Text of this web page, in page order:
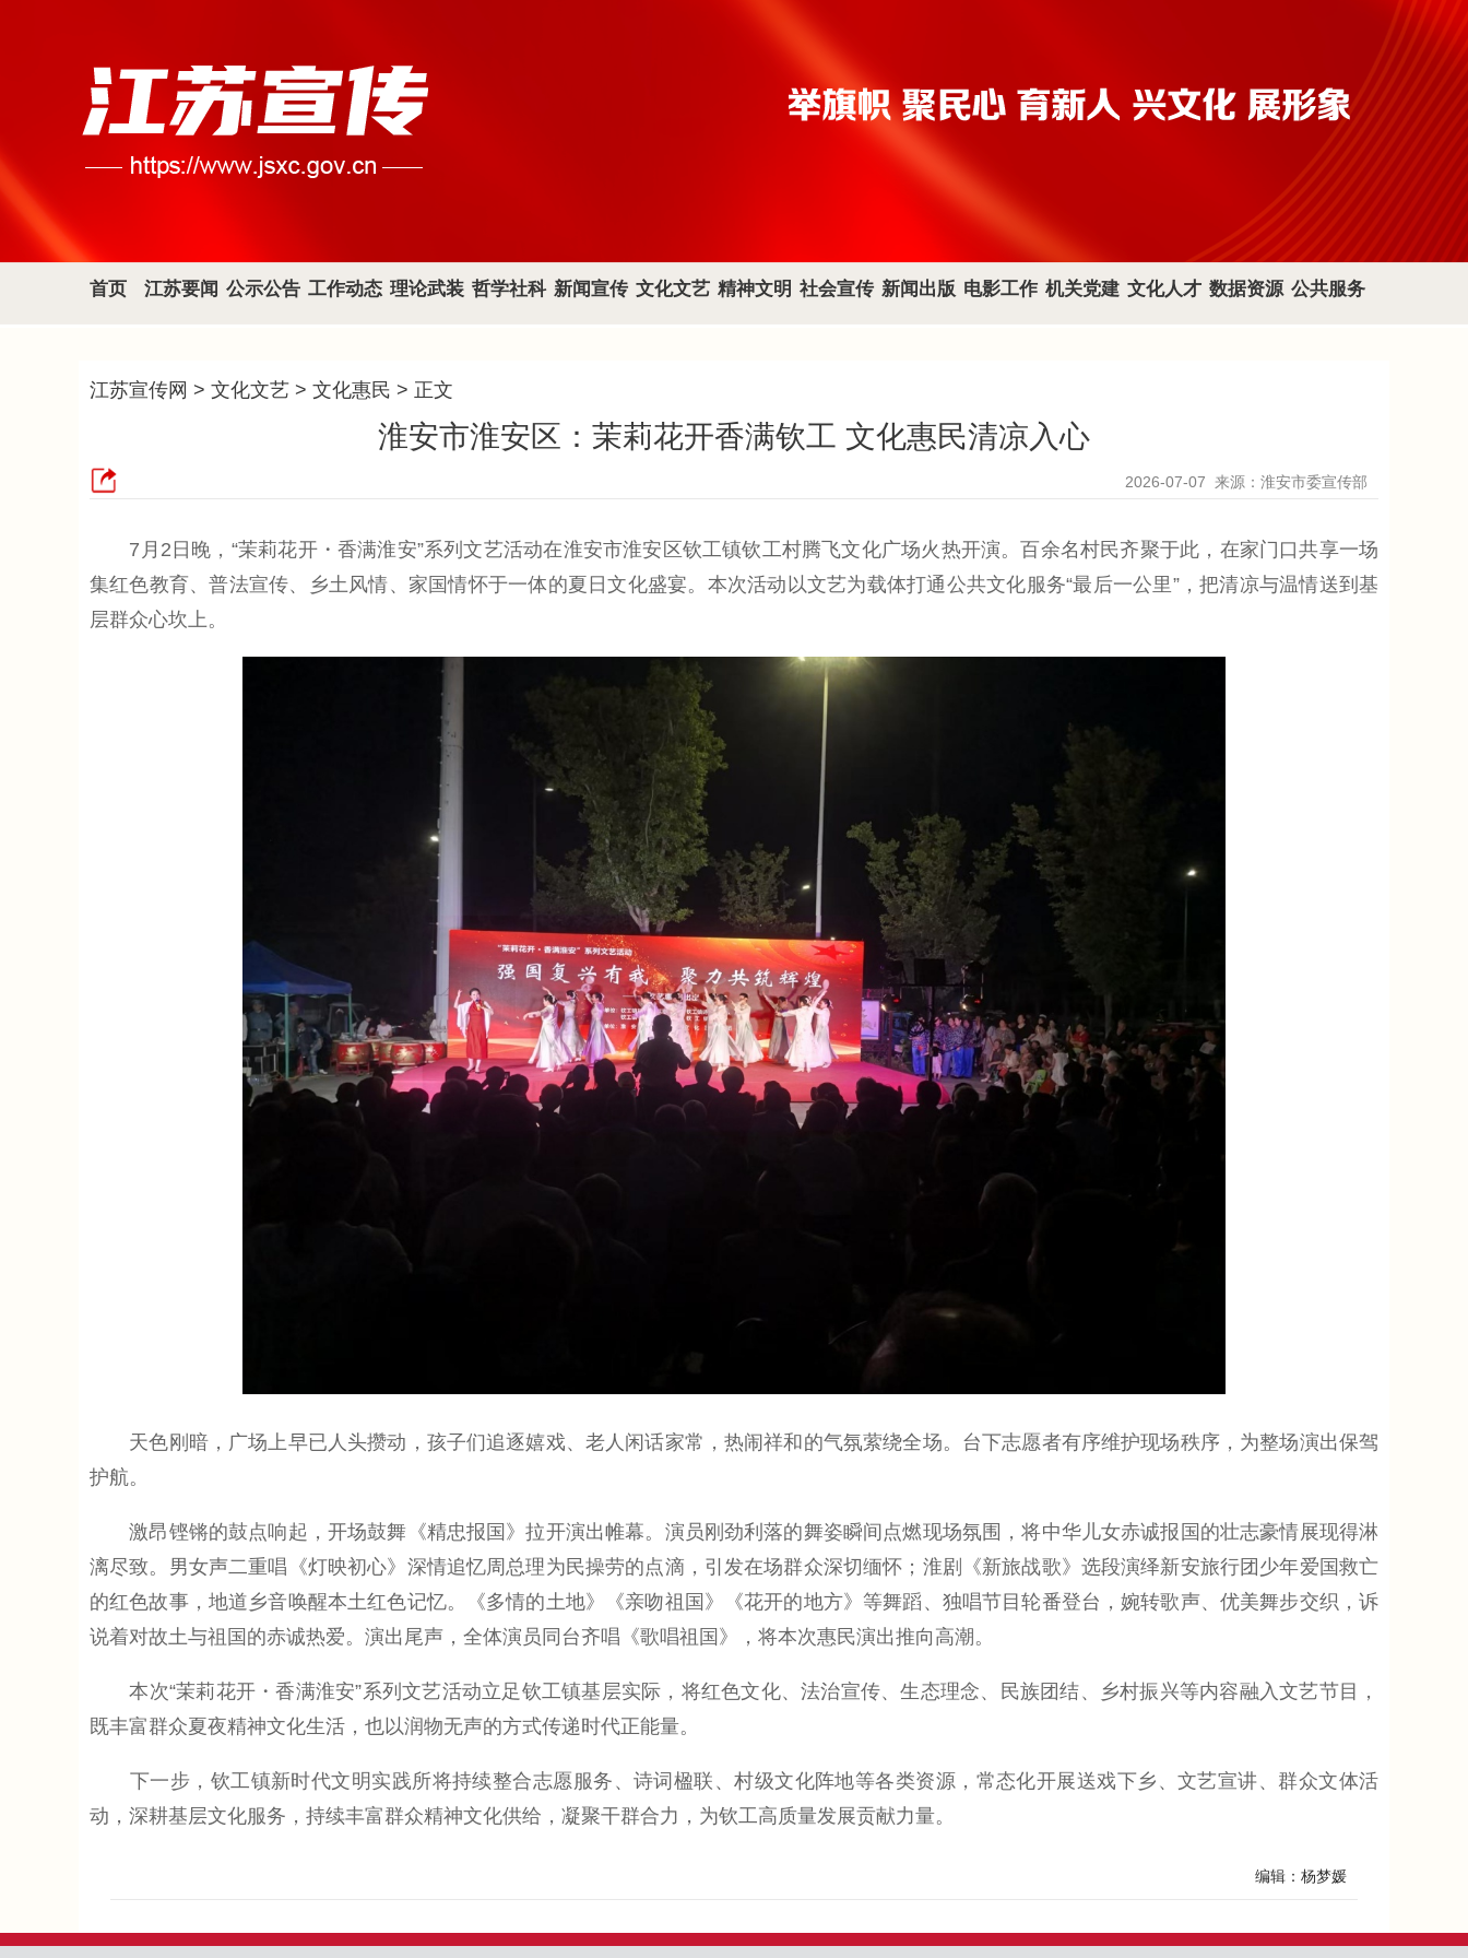
首页 江苏要闻 公示公告 工作动态 理论武装 哲学社科 新闻宣传 文化文艺 精神文明 社会宣传 新闻出版 电影工作 机关党建 文化人才 数据资源 公共服务
江苏宣传网 > 文化文艺 > 文化惠民 > 正文
淮安市淮安区：茉莉花开香满钦工 文化惠民清凉入心
2026-07-07 来源：淮安市委宣传部
7月2日晚，“茉莉花开・香满淮安”系列文艺活动在淮安市淮安区钦工镇钦工村腾飞文化广场火热开演。百余名村民齐聚于此，在家门口共享一场
集红色教育、普法宣传、乡土风情、家国情怀于一体的夏日文化盛宴。本次活动以文艺为载体打通公共文化服务“最后一公里”，把清凉与温情送到基
层群众心坎上。
天色刚暗，广场上早已人头攒动，孩子们追逐嬉戏、老人闲话家常，热闹祥和的气氛萦绕全场。台下志愿者有序维护现场秩序，为整场演出保驾
护航。
激昂铿锵的鼓点响起，开场鼓舞《精忠报国》拉开演出帷幕。演员刚劲利落的舞姿瞬间点燃现场氛围，将中华儿女赤诚报国的壮志豪情展现得淋
漓尽致。男女声二重唱《灯映初心》深情追忆周总理为民操劳的点滴，引发在场群众深切缅怀；淮剧《新旅战歌》选段演绎新安旅行团少年爱国救亡
的红色故事，地道乡音唤醒本土红色记忆。《多情的土地》《亲吻祖国》《花开的地方》等舞蹈、独唱节目轮番登台，婉转歌声、优美舞步交织，诉
说着对故土与祖国的赤诚热爱。演出尾声，全体演员同台齐唱《歌唱祖国》，将本次惠民演出推向高潮。
本次“茉莉花开・香满淮安”系列文艺活动立足钦工镇基层实际，将红色文化、法治宣传、生态理念、民族团结、乡村振兴等内容融入文艺节目，
既丰富群众夏夜精神文化生活，也以润物无声的方式传递时代正能量。
下一步，钦工镇新时代文明实践所将持续整合志愿服务、诗词楹联、村级文化阵地等各类资源，常态化开展送戏下乡、文艺宣讲、群众文体活
动，深耕基层文化服务，持续丰富群众精神文化供给，凝聚干群合力，为钦工高质量发展贡献力量。
编辑：杨梦媛